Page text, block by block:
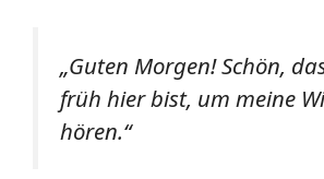
„Guten Morgen! Schön,
früh hier bist, um meine
hören.“